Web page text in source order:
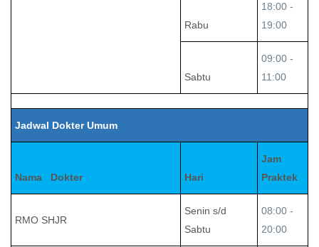
Rabu
18:00 -
19:00
Sabtu
09:00 -
11:00
Jadwal Dokter Umum
Nama Dokter Hari
Jam
Praktek
RMO SHJR
Senin s/d
Sabtu
08:00 -
20:00